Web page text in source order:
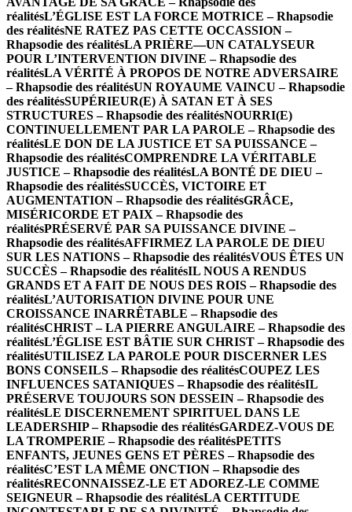
réalitésL’ÉGLISE EST LA FORCE MOTRICE – Rhapsodie
des réalitésNE RATEZ PAS CETTE OCCASSION –
Rhapsodie des réalitésLA PRIÈRE—UN CATALYSEUR
POUR L’INTERVENTION DIVINE – Rhapsodie des
réalitésLA VÉRITÉ À PROPOS DE NOTRE ADVERSAIRE
– Rhapsodie des réalitésUN ROYAUME VAINCU – Rhapsodie
des réalitésSUPÉRIEUR(E) À SATAN ET À SES
STRUCTURES – Rhapsodie des réalitésNOURRI(E)
CONTINUELLEMENT PAR LA PAROLE – Rhapsodie des
réalitésLE DON DE LA JUSTICE ET SA PUISSANCE –
Rhapsodie des réalitésCOMPRENDRE LA VÉRITABLE
JUSTICE – Rhapsodie des réalitésLA BONTÉ DE DIEU –
Rhapsodie des réalitésSUCCÈS, VICTOIRE ET
AUGMENTATION – Rhapsodie des réalitésGRÂCE,
MISÉRICORDE ET PAIX – Rhapsodie des
réalitésPRÉSERVÉ PAR SA PUISSANCE DIVINE –
Rhapsodie des réalitésAFFIRMEZ LA PAROLE DE DIEU
SUR LES NATIONS – Rhapsodie des réalitésVOUS ÊTES UN
SUCCÈS – Rhapsodie des réalitésIL NOUS A RENDUS
GRANDS ET A FAIT DE NOUS DES ROIS – Rhapsodie des
réalitésL’AUTORISATION DIVINE POUR UNE
CROISSANCE INARRÊTABLE – Rhapsodie des
réalitésCHRIST – LA PIERRE ANGULAIRE – Rhapsodie des
réalitésL’ÉGLISE EST BÂTIE SUR CHRIST – Rhapsodie des
réalitésUTILISEZ LA PAROLE POUR DISCERNER LES
BONS CONSEILS – Rhapsodie des réalitésCOUPEZ LES
INFLUENCES SATANIQUES – Rhapsodie des réalitésIL
PRÉSERVE TOUJOURS SON DESSEIN – Rhapsodie des
réalitésLE DISCERNEMENT SPIRITUEL DANS LE
LEADERSHIP – Rhapsodie des réalitésGARDEZ-VOUS DE
LA TROMPERIE – Rhapsodie des réalitésPETITS
ENFANTS, JEUNES GENS ET PÈRES – Rhapsodie des
réalitésC’EST LA MÊME ONCTION – Rhapsodie des
réalitésRECONNAISSEZ-LE ET ADOREZ-LE COMME
SEIGNEUR – Rhapsodie des réalitésLA CERTITUDE